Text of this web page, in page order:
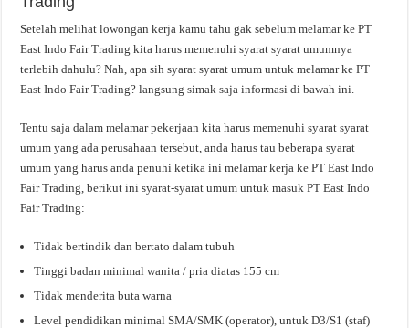
Setelah melihat lowongan kerja kamu tahu gak sebelum melamar ke PT
East Indo Fair Trading kita harus memenuhi syarat syarat umumnya
terlebih dahulu? Nah, apa sih syarat syarat umum untuk melamar ke PT
East Indo Fair Trading? langsung simak saja informasi di bawah ini.
Tentu saja dalam melamar pekerjaan kita harus memenuhi syarat syarat
umum yang ada perusahaan tersebut, anda harus tau beberapa syarat
umum yang harus anda penuhi ketika ini melamar kerja ke PT East Indo
Fair Trading, berikut ini syarat-syarat umum untuk masuk PT East Indo
Fair Trading:
Tidak bertindik dan bertato dalam tubuh
Tinggi badan minimal wanita / pria diatas 155 cm
Tidak menderita buta warna
Level pendidikan minimal SMA/SMK (operator), untuk D3/S1 (staf)